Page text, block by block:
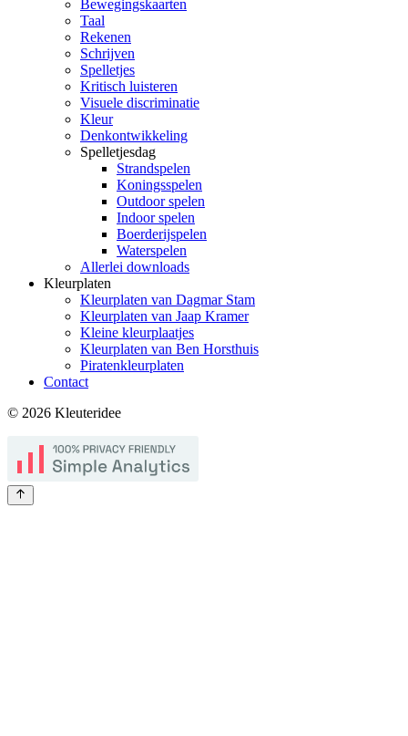
Bewegingskaarten
Taal
Rekenen
Schrijven
Spelletjes
Kritisch luisteren
Visuele discriminatie
Kleur
Denkontwikkeling
Spelletjesdag
Strandspelen
Koningsspelen
Outdoor spelen
Indoor spelen
Boerderijspelen
Waterspelen
Allerlei downloads
Kleurplaten
Kleurplaten van Dagmar Stam
Kleurplaten van Jaap Kramer
Kleine kleurplaatjes
Kleurplaten van Ben Horsthuis
Piratenkleurplaten
Contact
© 2026 Kleuteridee